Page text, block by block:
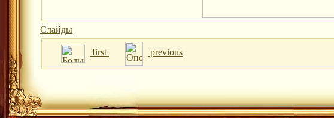
Слайды
first previous